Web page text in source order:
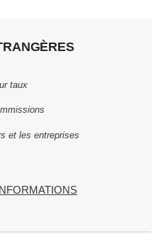
taux
et les entreprises